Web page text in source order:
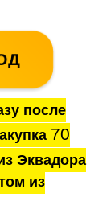
после
70
Эквадора
из